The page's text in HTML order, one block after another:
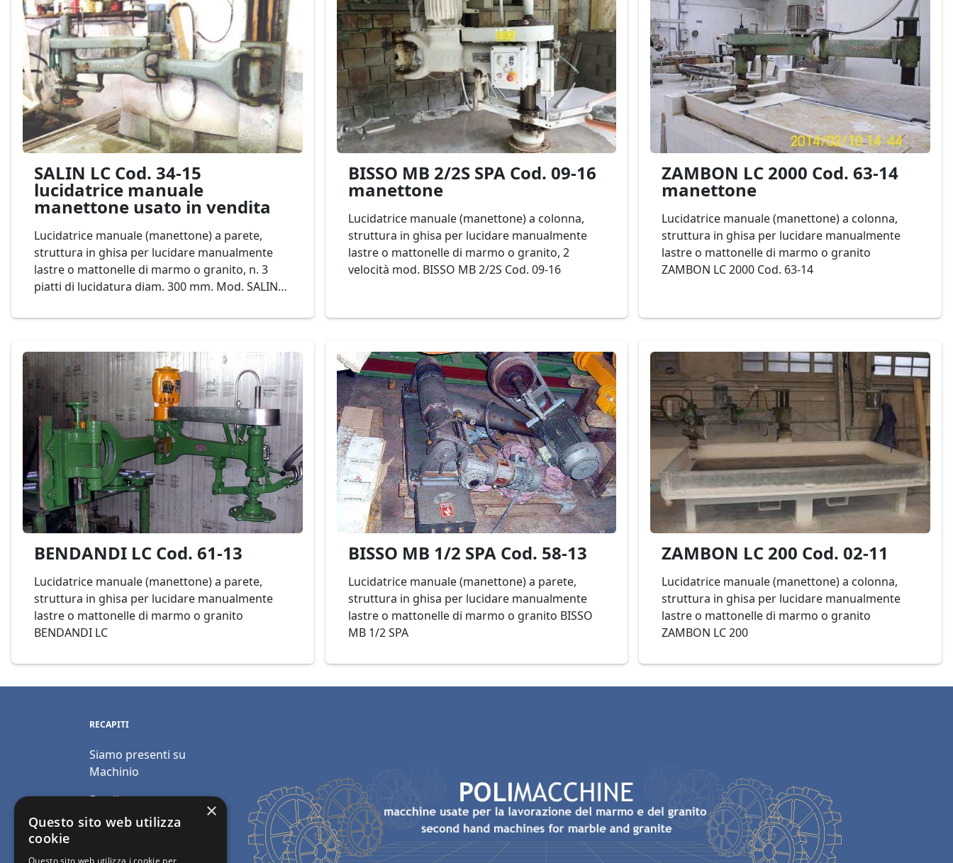
lavorazione da lastra di marmo o granito come
piani bagno e cucina, tavoli, sagomati in
genere. Mod. RAVELLI SYRMA linea a 3 punti
Cod. 02-22
SALIN LC Cod. 34-15
lucidatrice manuale
manettone usato in vendita
Lucidatrice manuale (manettone) a parete,
struttura in ghisa per lucidare manualmente
lastre o mattonelle di marmo o granito, n. 3
piatti di lucidatura diam. 300 mm. Mod. SALIN
BISSO MB 2/2S SPA Cod. 09-16
manettone
Lucidatrice manuale (manettone) a colonna,
struttura in ghisa per lucidare manualmente
lastre o mattonelle di marmo o granito, 2
velocità mod. BISSO MB 2/2S Cod. 09-16
ZAMBON LC 2000 Cod. 63-14
manettone
Lucidatrice manuale (manettone) a colonna,
struttura in ghisa per lucidare manualmente
lastre o mattonelle di marmo o granito
ZAMBON LC 2000 Cod. 63-14
BENDANDI LC Cod. 61-13
Lucidatrice manuale (manettone) a parete,
struttura in ghisa per lucidare manualmente
lastre o mattonelle di marmo o granito
BENDANDI LC
BISSO MB 1/2 SPA Cod. 58-13
Lucidatrice manuale (manettone) a parete,
struttura in ghisa per lucidare manualmente
lastre o mattonelle di marmo o granito BISSO
MB 1/2 SPA
ZAMBON LC 200 Cod. 02-11
Lucidatrice manuale (manettone) a colonna,
struttura in ghisa per lucidare manualmente
lastre o mattonelle di marmo o granito
ZAMBON LC 200
RECAPITI
Siamo presenti su
Machinio
Email:
info@polimacchine.it
×
Questo sito web utilizza
cookie
Questo sito web utilizza i cookie per